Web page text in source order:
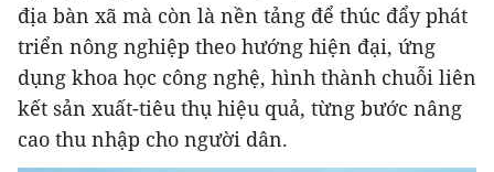
địa bàn xã mà còn là nền tảng để thúc đẩy phát
triển nông nghiệp theo hướng hiện đại, ứng
dụng khoa học công nghệ, hình thành chuỗi liên
kết sản xuất-tiêu thụ hiệu quả, từng bước nâng
cao thu nhập cho người dân.